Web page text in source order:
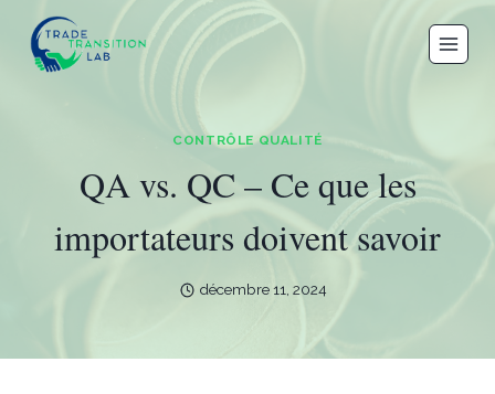
contenu
CONTRÔLE QUALITÉ
QA vs. QC – Ce que les
importateurs doivent savoir
décembre 11, 2024